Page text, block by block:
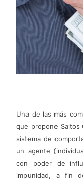
Una de las más
que propone Saltos
sistema de
un agente
con poder de
impunidad, a fin